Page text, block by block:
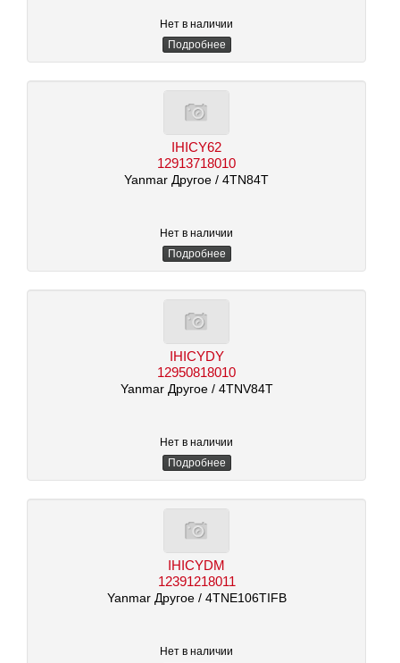
Нет в наличии
Подробнее
IHICY62
12913718010
Yanmar Другое/ 4TN84T
Нет в наличии
Подробнее
IHICYDY
12950818010
Yanmar Другое / 4TNV84T
Нет в наличии
Подробнее
IHICYDM
12391218011
Yanmar Другое / 4TNE106TIFB
Нет в наличии